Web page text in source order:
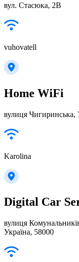
вул. Стасюка, 2В
vuhovatell
Home WiFi
вулиця Чигиринська,
Karolina
Digital Car
вулиця
Україна, 58000